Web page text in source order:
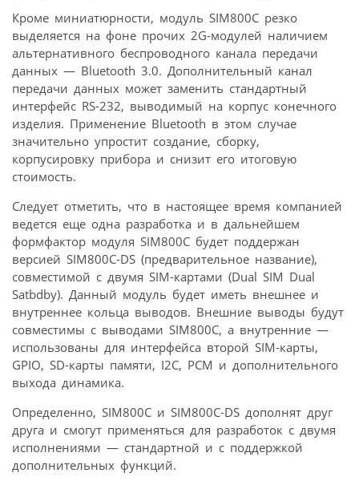
Кроме миниатюрности, модуль SIM800C резко
выделяется на фоне прочих 2G-модулей наличием
альтернативного беспроводного канала передачи
данных — Bluetooth 3.0. Дополнительный канал
передачи данных может заменить стандартный
интерфейс RS-232, выводимый на корпус конечного
изделия. Применение Bluetooth в этом случае
значительно упростит создание, сборку,
корпусировку прибора и снизит его итоговую
стоимость.
Следует отметить, что в настоящее время компанией
ведется еще одна разработка и в дальнейшем
формфактор модуля SIM800C будет поддержан
версией SIM800C-DS (предварительное название),
совместимой с двумя SIM-картами (Dual SIM Dual
Satbdby). Данный модуль будет иметь внешнее и
внутреннее кольца выводов. Внешние выводы будут
совместимы с выводами SIM800C, а внутренние —
использованы для интерфейса второй SIM-карты,
GPIO, SD-карты памяти, I2C, PCM и дополнительного
выхода динамика.
Определенно, SIM800C и SIM800C-DS дополнят друг
друга и смогут применяться для разработок с двумя
исполнениями — стандартной и с поддержкой
дополнительных функций.